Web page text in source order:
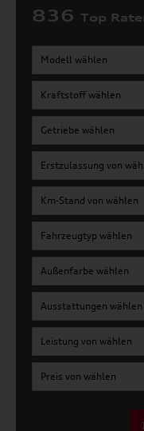
836 Top
Modell wählen
Kraftstoff wählen
Getriebe wählen
Km-Stand von wählen
Fahrzeugtyp wählen
Außenfarbe wählen
Ausstattungen wählen
Leistung von wählen
Preis von wählen